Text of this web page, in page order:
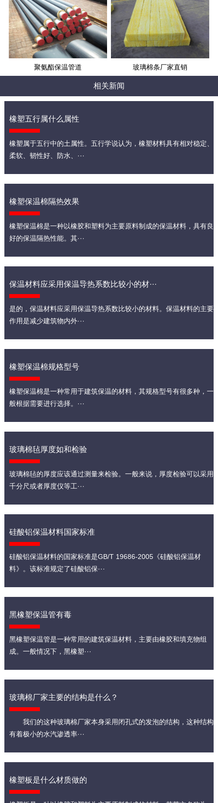
聚氨酯保温管道 玻璃棉条厂家直销
相关新闻
橡塑五行属什么属性
橡塑属于五行中的土属性。五行学说认为，橡塑材料具有相对稳定、
柔软、韧性好、防水、···
橡塑保温棉隔热效果
橡塑保温棉是一种以橡胶和塑料为主要原料制成的保温材料，具有良
好的保温隔热性能。其···
保温材料应采用保温导热系数比较小的材···
是的，保温材料应采用保温导热系数比较小的材料。保温材料的主要
作用是减少建筑物内外···
橡塑保温棉规格型号
橡塑保温棉是一种常用于建筑保温的材料，其规格型号有很多种，一
般根据需要进行选择。···
玻璃棉毡厚度如和检验
玻璃棉毡的厚度应该通过测量来检验。一般来说，厚度检验可以采用
千分尺或者厚度仪等工···
硅酸铝保温材料国家标准
硅酸铝保温材料的国家标准是GB/T 19686-2005《硅酸铝保温材
料》。该标准规定了硅酸铝保···
黑橡塑保温管有毒
黑橡塑保温管是一种常用的建筑保温材料，主要由橡胶和填充物组
成。一般情况下，黑橡塑···
玻璃棉厂家主要的结构是什么？
我们的这种玻璃棉厂家本身采用闭孔式的发泡的结构，这种结构
有着极小的水汽渗透率···
橡塑板是什么材质做的